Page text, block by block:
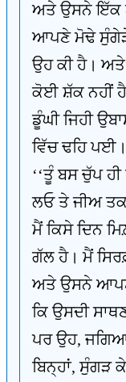
ਅਤੇ ਉਸਨੇ ਇੱਕ
ਆਪਣੇ ਮੋਢੇ ਸੁੰਗੇੜੇ
ਉਹ ਕੀ ਹੈ।
ਕੋਈ ਸ਼ੱਕ ਨਹੀਂ
ਡੂੰਘੀ ਜਿਹੀ
ਵਿੱਚ ਢਹਿ ਪਈ।
‘‘ਤੂੰ ਬਸ ਚੁੱਪ
ਲਓ ਤੇ ਜੀਅ
ਮੈਂ ਕਿਸੇ ਦਿਨ
ਗੱਲ ਹੈ। ਮੈਂ
ਅਤੇ ਉਸਨੇ
ਕਿ ਉਸਦੀ
ਪਰ ਉਹ,
ਬਿਨ੍ਹਾਂ, ਸੁੰਗੜ